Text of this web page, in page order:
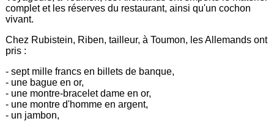
complet et les réserves du restaurant, ainsi qu'un cochon
vivant.
Chez Rubistein, Riben, tailleur, à Toumon, les Allemands ont
pris :
- sept mille francs en billets de banque,
- une bague en or,
- une montre-bracelet dame en or,
- une montre d'homme en argent,
- un jambon,